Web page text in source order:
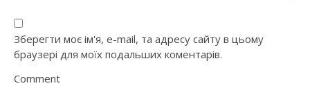
Зберегти моє ім'я, e-mail, та адресу сайту в цьому
браузері для моїх подальших коментарів.
Comment